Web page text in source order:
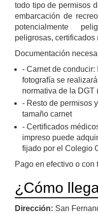
todo tipo de permisos
embarcación de
potencialmente
peligrosas, certificados
Documentación
- Carnet de conducir:
fotografía se
normativa de la DGT
- Resto de permisos
tamaño carnet
- Certificados
impreso puede
fijado por el Colegio
Pago en efectivo o con
¿Cómo
Dirección: San